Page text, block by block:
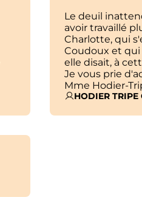
Le deuil
avoir travaillé
Charlotte, qui
Coudoux et
elle disait, à
Je vous prie
Mme Hodier-
HODIER TRIPE